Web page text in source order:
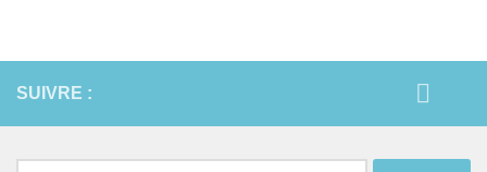
SUIVRE :